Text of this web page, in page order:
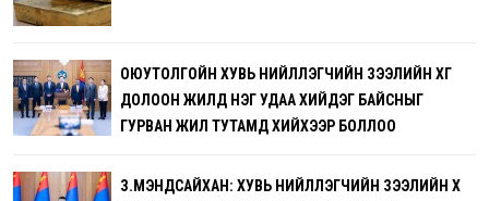
ОЮУТОЛГОЙН ХУВЬ НИЙЛҮҮЛЭГЧИЙН ЗЭЭЛИЙН ХҮҮГ
ДОЛООН ЖИЛД НЭГ УДАА ХИЙДЭГ БАЙСНЫГ
ГУРВАН ЖИЛ ТУТАМД ХИЙХЭЭР БОЛЛОО
З.МЭНДСАЙХАН: ХУВЬ НИЙЛҮҮЛЭГЧИЙН ЗЭЭЛИЙН ХҮҮ